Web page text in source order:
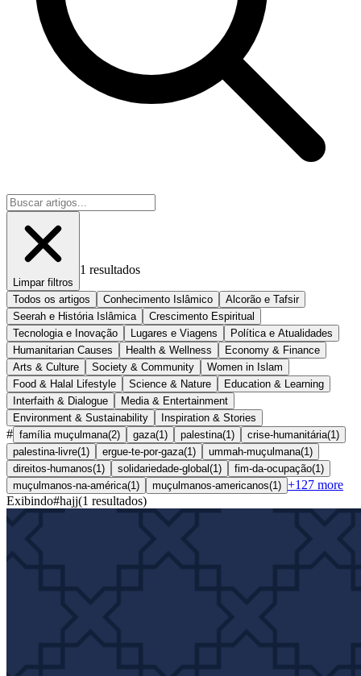
Limpar filtros
1 resultados
Todos os artigos Conhecimento Islâmico
Alcorão e Tafsir
Seerah e História Islâmica
Crescimento Espiritual
Tecnologia e Inovação
Lugares e Viagens
Política e Atualidades
Humanitarian Causes
Health & Wellness
Economy & Finance
Arts & Culture
Society & Community
Women in Islam
Food & Halal Lifestyle
Science & Nature
Education & Learning
Interfaith & Dialogue
Media & Entertainment
Environment & Sustainability
Inspiration & Stories
# família muçulmana(2) gaza(1 ) palestina(1 ) crise-humanitária(1 )
palestina-livre(1 ) ergue-te-por-gaza(1 ) ummah-muçulmana(1 )
direitos-humanos(1 ) solidariedade-global (1 ) fim-da-ocupação(1 )
muçulmanos-na-américa(1 ) muçulmanos-americanos(1 ) +127 more
Exibindo#hajj(1 resultados)